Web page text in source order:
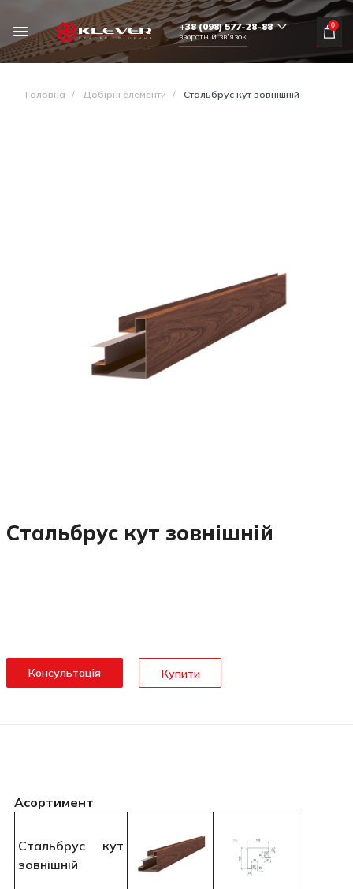
+38 (098) 577-28-88
зворотній зв'язок
0
Головна / Добірні елементи / Стальбрус кут зовнішній
Стальбрус кут зовнішній
Консультація Купити
Асортимент
Стальбрус кут
зовнішній